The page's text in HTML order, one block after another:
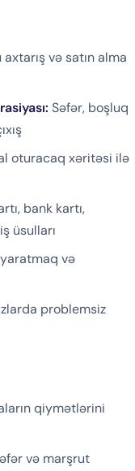
və satın alma
Səfər, boşluq
oturacaq xəritəsi ilə
bank kartı,
üsulları
və
problemsiz
qiymətlərini
və marşrut